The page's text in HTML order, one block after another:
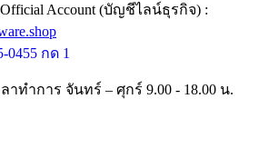
Account (บัญชีไลน์ธุรกิจ) :
0455 กด 1
าทำการ จันทร์ – ศุกร์ 9.00 - 18.00 น.